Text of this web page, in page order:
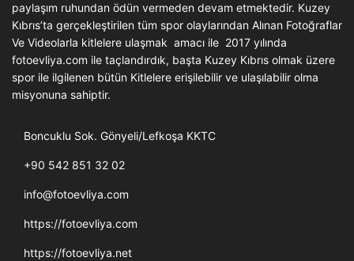
paylaşım ruhundan ödün vermeden devam etmektedir. Kuzey
Kıbrıs’ta gerçekleştirilen tüm spor olaylarından Alınan Fotoğraflar
Ve Videolarla kitlelere ulaşmak amacı ile 2017 yılında
fotoevliya.com ile taçlandırdık, başta Kuzey Kıbrıs olmak üzere
spor ile ilgilenen bütün Kitlelere erişilebilir ve ulaşılabilir olma
misyonuna sahiptir.
Boncuklu Sok. Gönyeli/Lefkoşa KKTC
+90 542 851 32 02
info@fotoevliya.com
https://fotoevliya.com
https://fotoevliya.net